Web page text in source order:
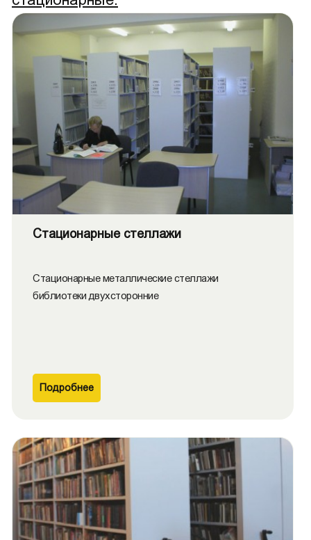
Стационарные стеллажи
Стационарные металлические стеллажи
библиотеки двухсторонние
Подробнее